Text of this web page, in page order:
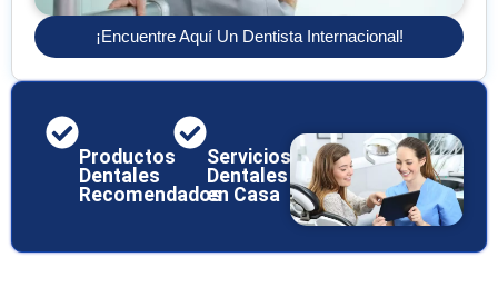
¡Encuentre Aquí Un Dentista Internacional!
Productos
Dentales
Recomendados
Servicios
Dentales
en Casa